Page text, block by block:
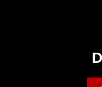
Dub